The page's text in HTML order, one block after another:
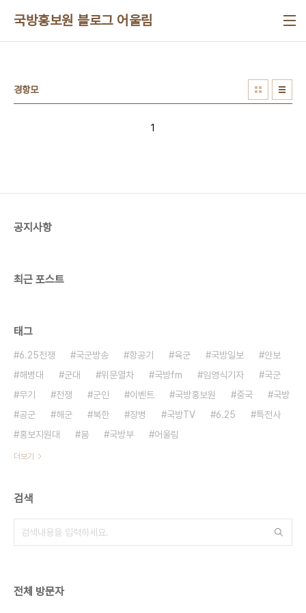
국방홍보원 블로그 어울림
경항모
1
공지사항
최근 포스트
태그
6.25전쟁 국군방송 항공기 육군 국방일보
안보
해병대
군대 위문열차 국방fm 임영식기자
국군
무기
전쟁 군인 이벤트 국방홍보원 중국
국방
공군
해군 북한 장병 국방TV 6.25
특전사
홍보지원대
붐 국방부 어울림
더보기
검색
전체 방문자